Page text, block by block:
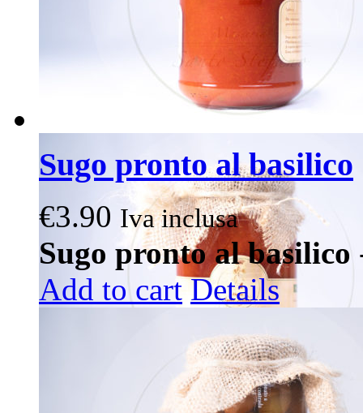
Sugo pronto al basilico
€3.90 Iva inclusa
Sugo pronto al basilico
Add to cart Details